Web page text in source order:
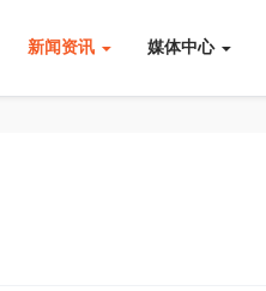
新闻资讯 媒体中心